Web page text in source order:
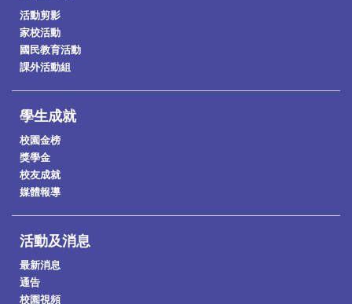
活動剪影
家校活動
國民教育活動
課外活動組
學生成就
校園金榜
獎學金
校友成就
媒體報導
活動及消息
最新消息
通告
校園視頻